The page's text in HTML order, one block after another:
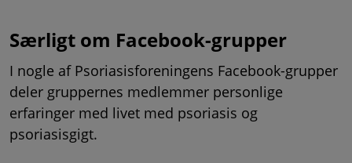
Særligt om Facebook-grupper
I nogle af Psoriasisforeningens Facebook-grupper
deler gruppernes medlemmer personlige
erfaringer med livet med psoriasis og
psoriasisgigt.